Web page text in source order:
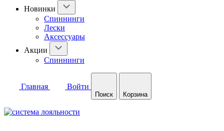
Новинки
Спиннинги
Лески
Аксессуары
Акции
Спиннинги
Главная Войти
Поиск Корзина